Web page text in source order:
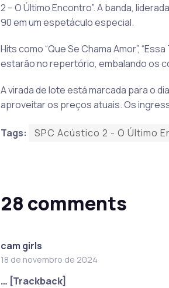
2 – O Último Encontro”. A banda,
90 em um espetáculo especial.
Hits como “Que Se Chama Amor”,
estarão no repertório, embalando os
A virada de lote está marcada para o
aproveitar os preços atuais. Os
Tags: SPC Acústico 2 - O Último
28 comments
cam girls
18 de novembro de 2024
… [Trackback]